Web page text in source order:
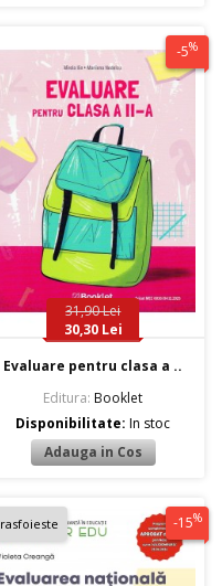
-5%
31,90 Lei
30,30 Lei
Evaluare pentru clasa a ..
Editura: Booklet
Disponibilitate:In stoc
rasfoieste -15%